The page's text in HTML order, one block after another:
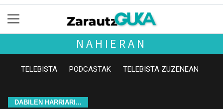
NAHIERAN
TELEBISTA PODCASTAK TELEBISTA ZUZENEAN
DABILEN HARRIARI...